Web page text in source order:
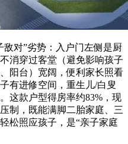
对”劣势：入户门左侧是厨
消穿过客堂（避免影响孩子
阳台）宽阔，便利家长照看
有进修空间，重生儿/白叟
这款户型得房率约83%，现
制，既能满脚二胎家庭、三
松照应孩子，是“亲子家庭